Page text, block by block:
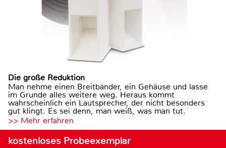
Die große Reduktion
Man nehme einen Breitbänder, ein Gehäuse und lasse
im Grunde alles weitere weg. Heraus kommt
wahrscheinlich ein Lautsprecher, der nicht besonders
gut klingt. Es sei denn, man weiß, was man tut.
>> Mehr erfahren
kostenloses Probeexemplar